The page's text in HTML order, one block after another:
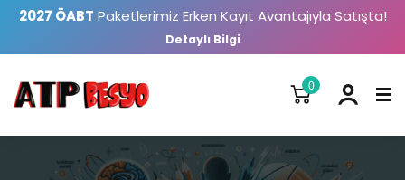
2027 ÖABT Paketlerimiz Erken Kayıt Avantajıyla Satışta!
Detaylı Bilgi
0